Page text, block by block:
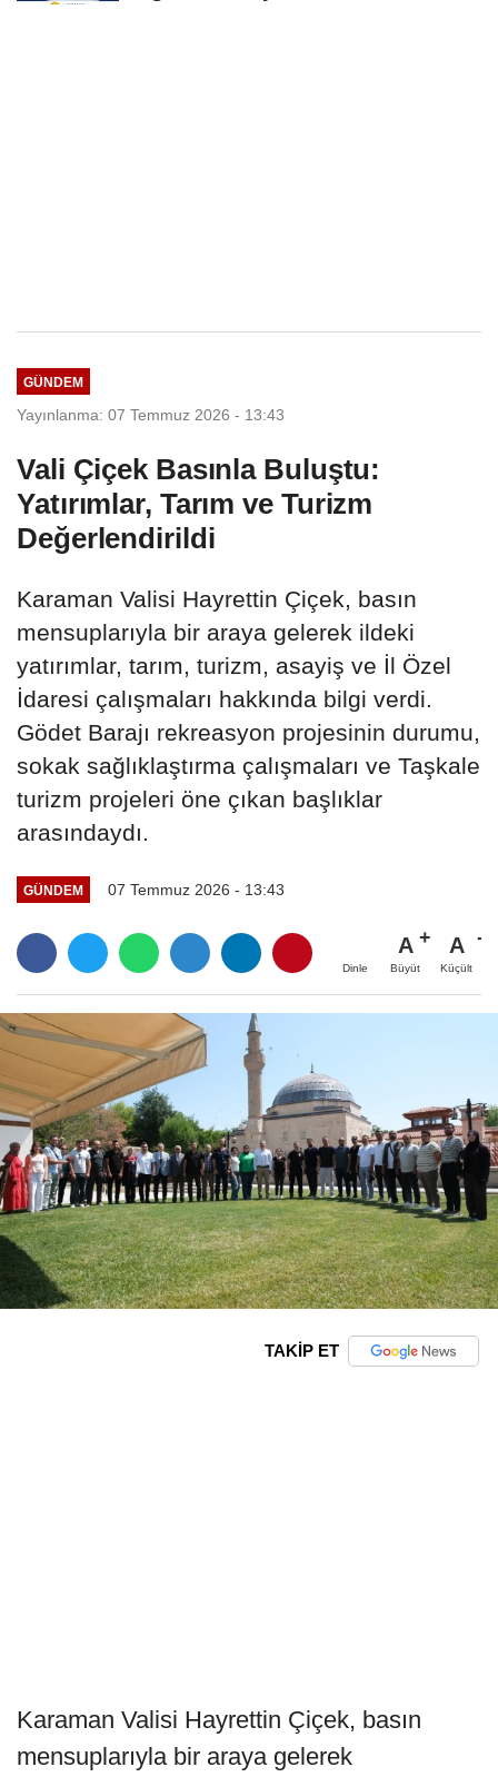
GÜNDEM
Yayınlanma: 07 Temmuz 2026 - 13:43
Vali Çiçek Basınla Buluştu:
Yatırımlar, Tarım ve Turizm
Değerlendirildi
Karaman Valisi Hayrettin Çiçek, basın
mensuplarıyla bir araya gelerek ildeki
yatırımlar, tarım, turizm, asayiş ve İl Özel
İdaresi çalışmaları hakkında bilgi verdi.
Gödet Barajı rekreasyon projesinin durumu,
sokak sağlıklaştırma çalışmaları ve Taşkale
turizm projeleri öne çıkan başlıklar
arasındaydı.
GÜNDEM 07 Temmuz 2026 - 13:43
Dinle
A
Büyüt
A
Küçült
TAKİP ET
Karaman Valisi Hayrettin Çiçek, basın
mensuplarıyla bir araya gelerek